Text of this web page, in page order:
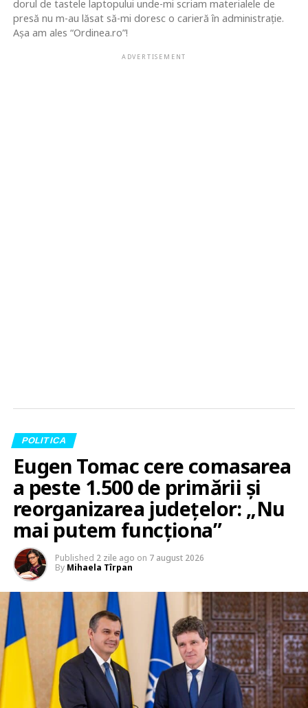
dorul de tastele laptopului unde-mi scriam materialele de
presă nu m-au lăsat să-mi doresc o carieră în administrație.
Așa am ales “Ordinea.ro”!
ADVERTISEMENT
POLITICA
Eugen Tomac cere comasarea
a peste 1.500 de primării și
reorganizarea județelor: „Nu
mai putem funcționa”
Published 2 zile ago on 7 august 2026
By Mihaela Tîrpan